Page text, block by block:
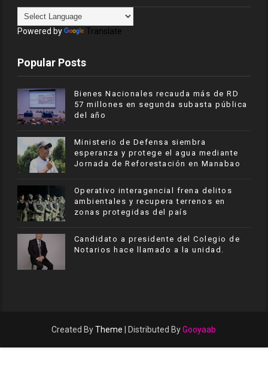
Powered by Translate
Popular Posts
Bienes Nacionales recauda más de RD
57 millones en segunda subasta pública
del año
Ministerio de Defensa siembra
esperanza y protege el agua mediante
Jornada de Reforestación en Manabao
Operativo interagencial frena delitos
ambientales y recupera terrenos en
zonas protegidas del país
Candidato a presidente del Colegio de
Notarios hace llamado a la unidad.
Created ByTheme | Distributed ByGooyaab